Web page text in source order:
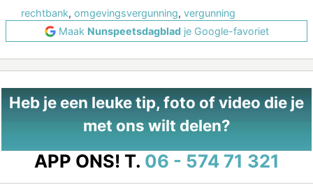
rechtbank, omgevingsvergunning, vergunning
Maak Nunspeetsdagbladje Google-favoriet
Heb je een leuke tip, foto of video die je
met ons wilt delen?
APP ONS! T. 06 - 574 71 321